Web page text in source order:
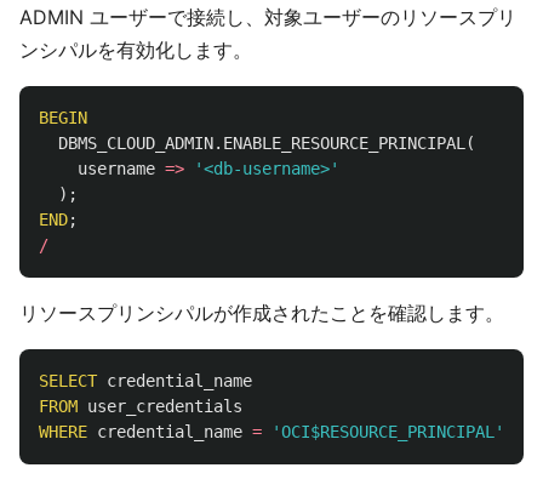
ADMIN ユーザーで接続し、対象ユーザーのリソースプリ
ンシパルを有効化します。
BEGIN
DBMS_CLOUD_ADMIN. ENABLE_RESOURCE_PRINCIPAL(
username =>
'<db-username>'
);
END;
/
リソースプリンシパルが作成されたことを確認します。
SELECT credential_name
FROM user_credentials
WHERE credential_name = 'OCI$RESOURCE_PRINCIPAL'